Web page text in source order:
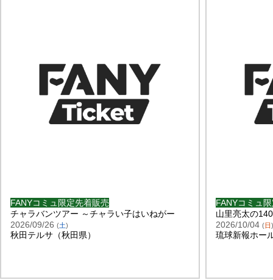
FANYコミュ限定先着販売
チャラバンツアー ～チャラい子はいねがー
2026/09/26 (土)
秋田テルサ（秋田県）
FANYコミュ
山里亮太の
2026/10/04 (日)
琉球新報ホー